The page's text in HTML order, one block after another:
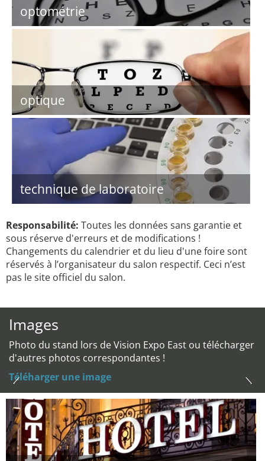
optométrie
optique
technique de laboratoire
Responsabilité: Toutes les données sans garantie et
sous réserve d'erreurs et de modifications !
Changements du calendrier et du lieu d'une foire sont
réservés à l’organisateur du salon respectif. Ceci n’est
pas le site officiel du salon.
Images
Photo du stand lors de Vision Expo East ou télécharger
d'autres photos correspondantes !
Téléharger une image